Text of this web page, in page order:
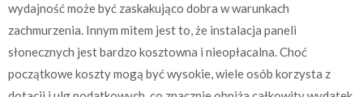
wydajność może być zaskakująco dobra w warunkach
zachmurzenia. Innym mitem jest to, że instalacja paneli
słonecznych jest bardzo kosztowna i nieopłacalna. Choć
początkowe koszty mogą być wysokie, wiele osób korzysta z